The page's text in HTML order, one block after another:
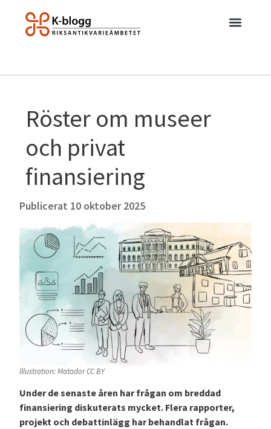
Röster om museer
och privat
finansiering
Publicerat 10 oktober 2025
Illustration: Matador CC BY
Under de senaste åren har frågan om breddad
finansiering diskuterats mycket. Flera rapporter,
projekt och debattinlägg har behandlat frågan.